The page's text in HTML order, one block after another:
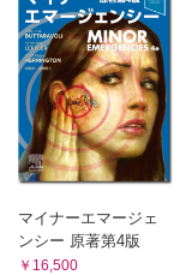
マイナーエマージェ
ンシー 原著第4版
￥16,500